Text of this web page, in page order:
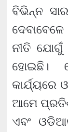
ବିଭିନ୍ନ
ନୀତି ଯୋଗୁଁ
ହୋଇଛି।
କାର୍ଯ୍ୟରେ
ଆମେ
ଏବଂ